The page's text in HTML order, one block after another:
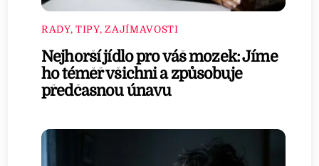
RADY, TIPY, ZAJÍMAVOSTI
Nejhorší jídlo pro váš mozek: Jíme
ho téměř všichni a způsobuje
předčasnou únavu